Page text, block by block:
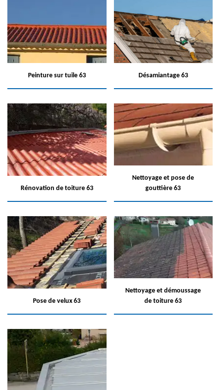
Peinture sur tuile 63 Désamiantage 63
Rénovation de toiture 63
Nettoyage et pose de
gouttière 63
Pose de velux 63
Nettoyage et démoussage
de toiture 63